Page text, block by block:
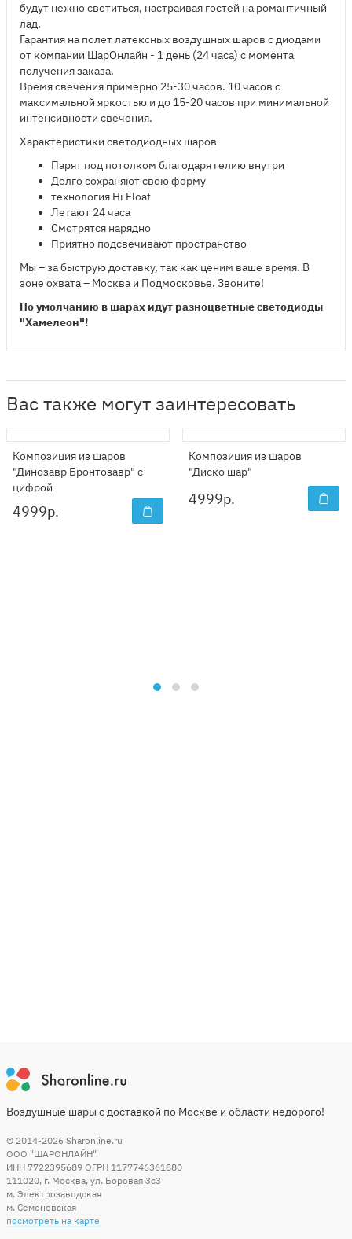
будут нежно светиться, настраивая гостей на романтичный
лад.
Гарантия на полет латексных воздушных шаров с диодами
от компании ШарОнлайн - 1 день (24 часа) с момента
получения заказа.
Время свечения примерно 25-30 часов. 10 часов с
максимальной яркостью и до 15-20 часов при минимальной
интенсивности свечения.
Характеристики светодиодных шаров
Парят под потолком благодаря гелию внутри
Долго сохраняют свою форму
технология Hi Float
Летают 24 часа
Смотрятся нарядно
Приятно подсвечивают пространство
Мы – за быструю доставку, так как ценим ваше время. В
зоне охвата – Москва и Подмосковье. Звоните!
По умолчанию в шарах идут разноцветные светодиоды
"Хамелеон"!
Вас также могут заинтересовать
Композиция из шаров
"Динозавр Бронтозавр" с
цифрой
4999р.
Композиция из шаров
"Диско шар"
4999р.
Воздушные шары с доставкой по Москве и области недорого!
© 2014-2026 Sharonline.ru
ООО "ШАРОНЛАЙН"
ИНН 7722395689 ОГРН 1177746361880
111020, г. Москва, ул. Боровая 3c3
м. Электрозаводская
м. Семеновская
посмотреть на карте